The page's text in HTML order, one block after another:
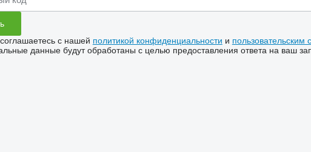
с нашей политикой конфиденциальности и пользовательским
данные будут обработаны с целью предоставления ответа на ваш